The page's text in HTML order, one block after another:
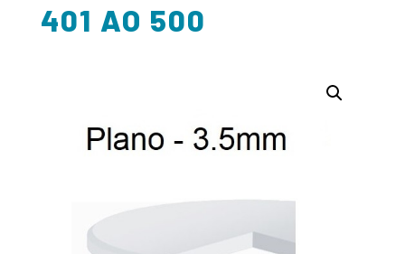
401 AO 500